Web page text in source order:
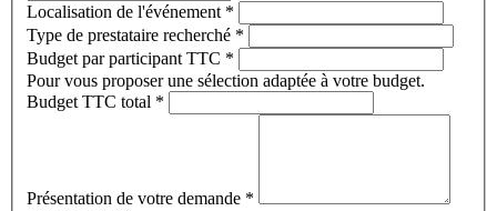
Localisation de l'événement *
Type de prestataire recherché *
Budget par participant TTC *
Pour vous proposer une sélection adaptée à votre budget.
Budget TTC total *
Présentation de votre demande *